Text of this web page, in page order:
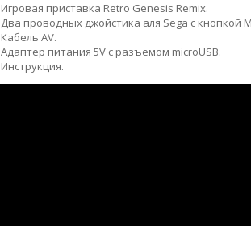
Игровая приставка Retro Genesis Remix.
Два проводных джойстика аля Sega с кнопкой
Кабель AV.
Адаптер питания 5V с разъемом microUSB.
Инструкция.